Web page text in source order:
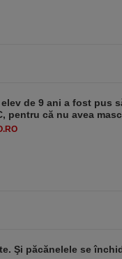
de 9 ani a fost pus
pentru că nu avea
Şi păcănelele se